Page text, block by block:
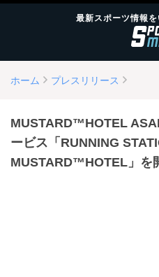
最新スポーツ情報を
ホーム プレスリリース
MUSTARD™️HOTEL
ービス「RUNNING
MUSTARD™️HOTEL」を